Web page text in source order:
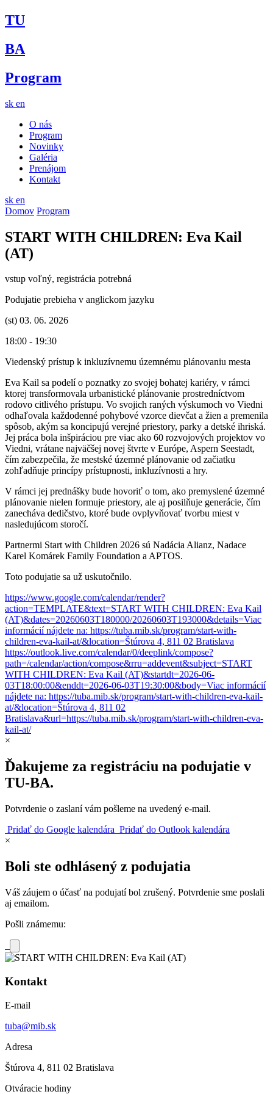
TU
BA
Program
sk en
O nás
Program
Novinky
Galéria
Prenájom
Kontakt
sk en
Domov Program
START WITH CHILDREN: Eva Kail
(AT)
vstup voľný, registrácia potrebná
Podujatie prebieha v anglickom jazyku
(st) 03. 06. 2026
18:00 - 19:30
Viedenský prístup k inkluzívnemu územnému plánovaniu mesta
Eva Kail sa podelí o poznatky zo svojej bohatej kariéry, v rámci
ktorej transformovala urbanistické plánovanie prostredníctvom
rodovo citlivého prístupu. Vo svojich raných výskumoch vo Viedni
odhaľovala každodenné pohybové vzorce dievčat a žien a premenila
spôsob, akým sa koncipujú verejné priestory, parky a detské ihriská.
Jej práca bola inšpiráciou pre viac ako 60 rozvojových projektov vo
Viedni, vrátane najväčšej novej štvrte v Európe, Aspern Seestadt,
čím zabezpečila, že mestské územné plánovanie od začiatku
zohľadňuje princípy prístupnosti, inkluzívnosti a hry.
V rámci jej prednášky bude hovoriť o tom, ako premyslené územné
plánovanie nielen formuje priestory, ale aj posilňuje generácie, čím
zanecháva dedičstvo, ktoré bude ovplyvňovať tvorbu miest v
nasledujúcom storočí.
Partnermi Start with Children 2026 sú Nadácia Alianz, Nadace
Karel Komárek Family Foundation a APTOS.
Toto podujatie sa už uskutočnilo.
https://www.google.com/calendar/render?
action=TEMPLATE&text=START WITH CHILDREN: Eva Kail
(AT)&dates=20260603T180000/20260603T193000&details=Viac
informácií nájdete na: https://tuba.mib.sk/program/start-with-
children-eva-kail-at/&location=Štúrova 4, 811 02 Bratislava
https://outlook.live.com/calendar/0/deeplink/compose?
path=/calendar/action/compose&rru=addevent&subject=START
WITH CHILDREN: Eva Kail (AT)&startdt=2026-06-
03T18:00:00&enddt=2026-06-03T19:30:00&body=Viac informácií
nájdete na: https://tuba.mib.sk/program/start-with-children-eva-kail-
at/&location=Štúrova 4, 811 02
Bratislava&url=https://tuba.mib.sk/program/start-with-children-eva-
kail-at/
×
Ďakujeme za registráciu na podujatie v
TU‑BA.
Potvrdenie o zaslaní vám pošleme na uvedený e‑mail.
Pridať do Google kalendára Pridať do Outlook kalendára
×
Boli ste odhlásený z podujatia
Váš záujem o účasť na podujatí bol zrušený. Potvrdenie sme poslali
aj emailom.
Pošli známemu:
Kontakt
E-mail
tuba@mib.sk
Adresa
Štúrova 4, 811 02 Bratislava
Otváracie hodiny